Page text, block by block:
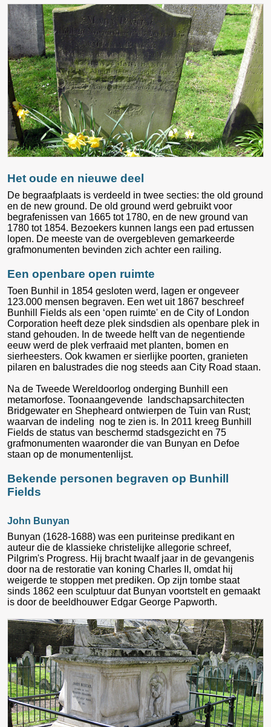
Het oude en nieuwe deel
De begraafplaats is verdeeld in twee secties: the old ground
en de new ground. De old ground werd gebruikt voor
begrafenissen van 1665 tot 1780, en de new ground van
1780 tot 1854. Bezoekers kunnen langs een pad ertussen
lopen. De meeste van de overgebleven gemarkeerde
grafmonumenten bevinden zich achter een railing.
Een openbare open ruimte
Toen Bunhil in 1854 gesloten werd, lagen er ongeveer
123.000 mensen begraven. Een wet uit 1867 beschreef
Bunhill Fields als een ‘open ruimte' en de City of London
Corporation heeft deze plek sindsdien als openbare plek in
stand gehouden. In de tweede helft van de negentiende
eeuw werd de plek verfraaid met planten, bomen en
sierheesters. Ook kwamen er sierlijke poorten, granieten
pilaren en balustrades die nog steeds aan City Road staan.
Na de Tweede Wereldoorlog onderging Bunhill een
metamorfose. Toonaangevende landschapsarchitecten
Bridgewater en Shepheard ontwierpen de Tuin van Rust;
waarvan de indeling nog te zien is. In 2011 kreeg Bunhill
Fields de status van beschermd stadsgezicht en 75
grafmonumenten waaronder die van Bunyan en Defoe
staan op de monumentenlijst.
Bekende personen begraven op Bunhill
Fields
John Bunyan
Bunyan (1628-1688) was een puriteinse predikant en
auteur die de klassieke christelijke allegorie schreef,
Pilgrim's Progress. Hij bracht twaalf jaar in de gevangenis
door na de restoratie van koning Charles II, omdat hij
weigerde te stoppen met prediken. Op zijn tombe staat
sinds 1862 een sculptuur dat Bunyan voortstelt en gemaakt
is door de beeldhouwer Edgar George Papworth.